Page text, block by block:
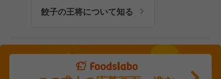
餃子の王将について知る